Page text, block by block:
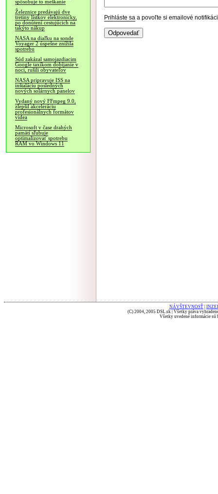
spôsobuje to meškanie
Železnice predávajú dve
tretiny lístkov elektronicky,
po donútení cestujúcich na
takýto nákup
NASA na diaľku na sonde
Voyager 2 úspešne znížila
spotrebu
Súd zakázal samojazdiacim
Google taxíkom dobíjanie v
noci, rušili obyvateľov
NASA pripravuje ISS na
inštaláciu posledných
nových solárnych panelov
Vydaný nový FFmpeg 9.0,
zlepšil akceleráciu
profesionálnych formátov
videa
Microsoft v čase drahých
pamätí sľubuje
optimalizovať spotrebu
RAM vo Windows 11
Prihláste sa a povoľte si emailové
NÁVŠTEVNOSŤ
(C) 2004, 2005 DSL.sk | Všetky práva
Všetky uvedené informácie sú